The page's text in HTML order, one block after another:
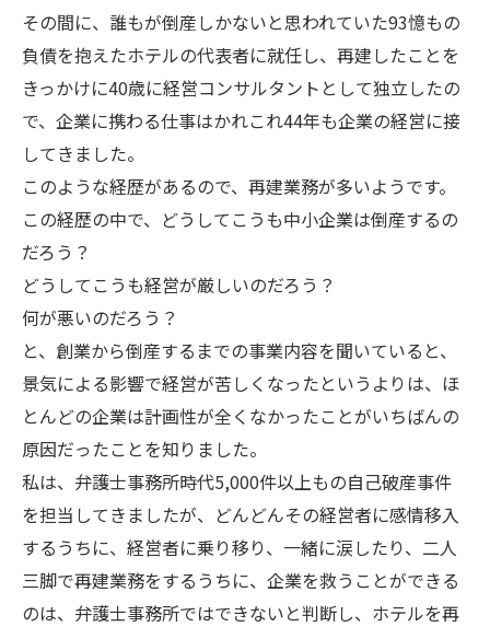
その間に、誰もが倒産しかないと思われていた93憶もの
負債を抱えたホテルの代表者に就任し、再建したことを
きっかけに40歳に経営コンサルタントとして独立したの
で、企業に携わる仕事はかれこれ44年も企業の経営に接
してきました。
このような経歴があるので、再建業務が多いようです。
この経歴の中で、どうしてこうも中小企業は倒産するの
だろう？
どうしてこうも経営が厳しいのだろう？
何が悪いのだろう？
と、創業から倒産するまでの事業内容を聞いていると、
景気による影響で経営が苦しくなったというよりは、ほ
とんどの企業は計画性が全くなかったことがいちばんの
原因だったことを知りました。
私は、弁護士事務所時代5,000件以上もの自己破産事件
を担当してきましたが、どんどんその経営者に感情移入
するうちに、経営者に乗り移り、一緒に涙したり、二人
三脚で再建業務をするうちに、企業を救うことができる
のは、弁護士事務所ではできないと判断し、ホテルを再